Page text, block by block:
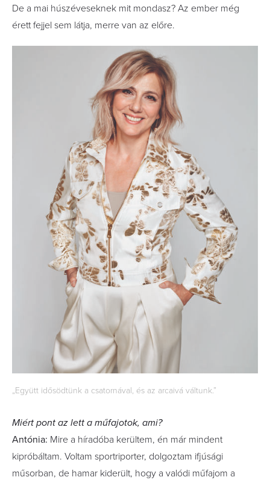
De a mai húszéveseknek mit mondasz? Az ember még
érett fejjel sem látja, merre van az előre.
„Együtt idősödtünk a csatornával, és az arcaivá váltunk.”
Miért pont az lett a műfajotok, ami?
Antónia: Mire a híradóba kerültem, én már mindent
kipróbáltam. Voltam sportriporter, dolgoztam ifjúsági
műsorban, de hamar kiderült, hogy a valódi műfajom a